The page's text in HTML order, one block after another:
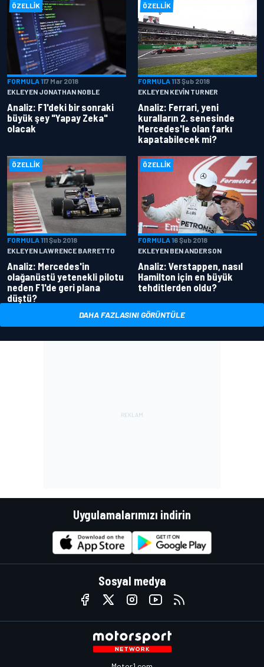
ÖZELLIK
FORMULA 117 Mar 2018
EKLEYEN JONATHAN NOBLE
Analiz: F1'deki bir sonraki
büyük şey "Yapay Zeka"
olacak
ÖZELLIK
FORMULA 113 Şub 2018
EKLEYEN KEVIN TURNER
Analiz: Ferrari, yeni
kuralların 2. senesinde
Mercedes'le olan farkı
kapatabilecek mi?
ÖZELLIK
FORMULA 111 Şub 2018
EKLEYEN LAWRENCE BARRETTO
Analiz: Mercedes'in
olağanüstü yetenekli pilotu
neden F1'de geri plana
düştü?
ÖZELLIK
FORMULA 16 Şub 2018
EKLEYEN BEN ANDERSON
Analiz: Verstappen, nasıl
Hamilton için en büyük
tehditlerden oldu?
DAHA FAZLASINI GÖRÜNTÜLE
Uygulamalarımızı indirin
Sosyal medya